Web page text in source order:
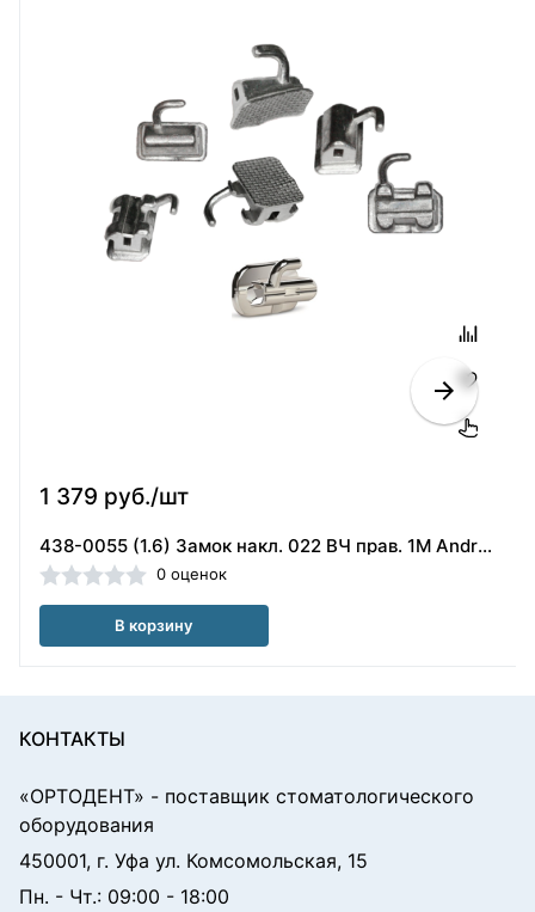
1 379 руб./шт
438-0055 (1.6) Замок накл. 022 ВЧ прав. 1М Andrews, ORMCO
0 оценок
В корзину
КОНТАКТЫ
«ОРТОДЕНТ» - поставщик стоматологического
оборудования
450001, г. Уфа ул. Комсомольская, 15
Пн. - Чт.: 09:00 - 18:00